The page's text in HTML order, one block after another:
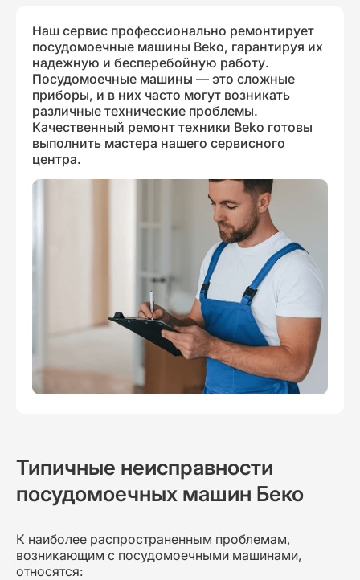
Наш сервис профессионально ремонтирует
посудомоечные машины Beko, гарантируя их
надежную и бесперебойную работу.
Посудомоечные машины — это сложные
приборы, и в них часто могут возникать
различные технические проблемы.
Качественный ремонт техники Beko готовы
выполнить мастера нашего сервисного
центра.
Типичные неисправности
посудомоечных машин Беко
К наиболее распространенным проблемам,
возникающим с посудомоечными машинами,
относятся: